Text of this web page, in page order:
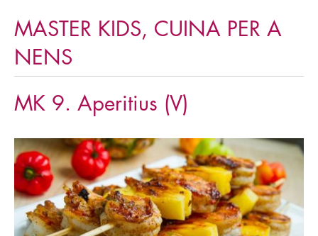
MASTER KIDS, CUINA PER A
NENS
MK 9. Aperitius (V)